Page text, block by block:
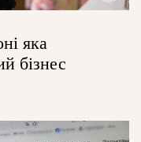
яка
бізнес